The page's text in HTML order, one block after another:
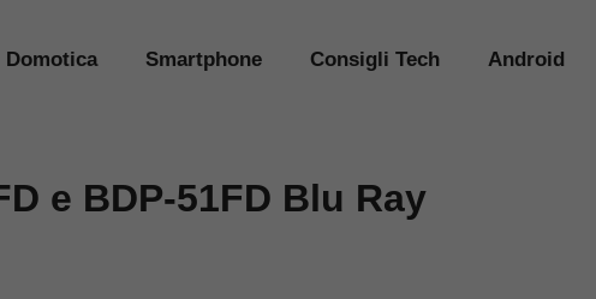
Domotica Smartphone Consigli Tech Android
e BDP-51FD Blu Ray